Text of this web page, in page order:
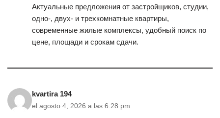
Актуальные предложения от застройщиков, студии,
одно-, двух- и трехкомнатные квартиры,
современные жилые комплексы, удобный поиск по
цене, площади и срокам сдачи.
kvartira 194
el agosto 4, 2026 a las 6:28 pm